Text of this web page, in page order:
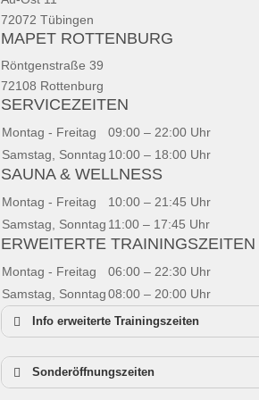
72072 Tübingen
MAPET ROTTENBURG
Röntgenstraße 39
72108 Rottenburg
SERVICEZEITEN
Montag - Freitag
09:00 – 22:00 Uhr
Samstag, Sonntag 10:00 – 18:00 Uhr
SAUNA & WELLNESS
Montag - Freitag
10:00 – 21:45 Uhr
Samstag, Sonntag 11:00 – 17:45 Uhr
ERWEITERTE TRAININGSZEITEN
Montag - Freitag
06:00 – 22:30 Uhr
Samstag, Sonntag 08:00 – 20:00 Uhr
Info erweiterte Trainingszeiten
Sonderöffnungszeiten